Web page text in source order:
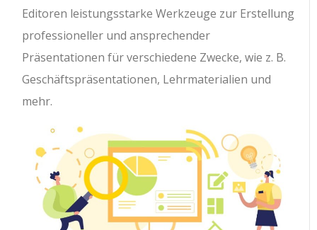
Editoren leistungsstarke Werkzeuge zur Erstellung
professioneller und ansprechender
Präsentationen für verschiedene Zwecke, wie z. B.
Geschäftspräsentationen, Lehrmaterialien und
mehr.